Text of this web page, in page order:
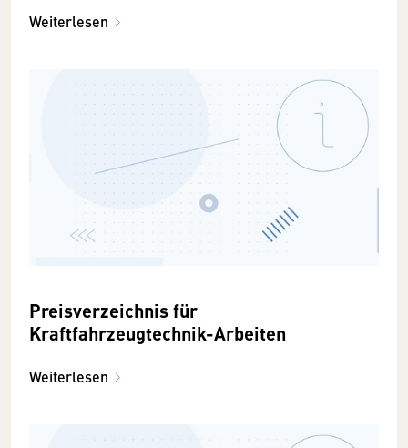
Weiterlesen
Preisverzeichnis für
Kraftfahrzeugtechnik-Arbeiten
Weiterlesen